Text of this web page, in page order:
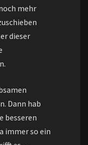
mehr
dieser
Dann hab
besseren
immer so ein